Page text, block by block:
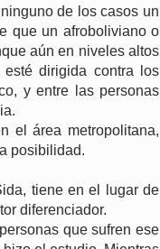
de los casos un
que un afroboliviano o
aún en niveles altos
dirigida contra los
y entre las personas
el área metropolitana,
posibilidad.
tiene en el lugar de
diferenciador.
que sufren ese